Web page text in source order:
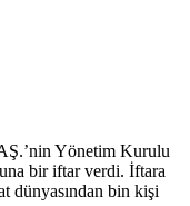
Yönetim Kurulu
bir iftar verdi. İftara
dünyasından bin kişi